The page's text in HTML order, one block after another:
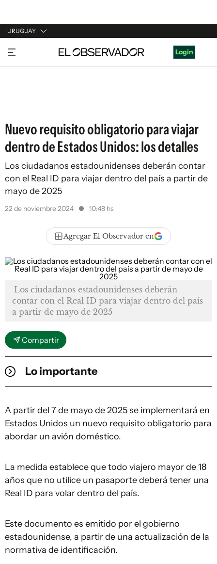
URUGUAY
URUGUAY
ARGENTINA
Login
Nuevo requisito obligatorio para viajar
dentro de Estados Unidos: los detalles
Los ciudadanos estadounidenses deberán contar
con el Real ID para viajar dentro del país a partir de
mayo de 2025
22 de noviembre 2024 10:48 hs
Agregar El Observador en
Los ciudadanos estadounidenses deberán
contar con el Real ID para viajar dentro del país
a partir de mayo de 2025
Compartir
Lo importante
A partir del 7 de mayo de 2025 se implementará en
Estados Unidos un nuevo requisito obligatorio para
abordar un avión doméstico.
La medida establece que todo viajero mayor de 18
años que no utilice un pasaporte deberá tener una
Real ID para volar dentro del país.
Este documento es emitido por el gobierno
estadounidense, a partir de una actualización de la
normativa de identificación.